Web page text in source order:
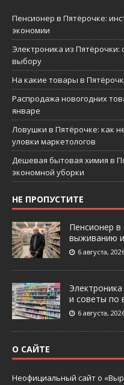
Пенсионер в Пятёрочке:
экономии
Электроника из Пятёрочки:
выбору
На какие товары в
Распродажа новогодних
январе
Ловушки в Пятёрочке: как
уловки маркетологов
Дешевая бытовая химия в
экономной уборки
НЕ ПРОПУСТИТЕ
Пенсионер в
выживанию
6 августа,
и советы по
6 августа,
О САЙТЕ
Неофициальный сайт о